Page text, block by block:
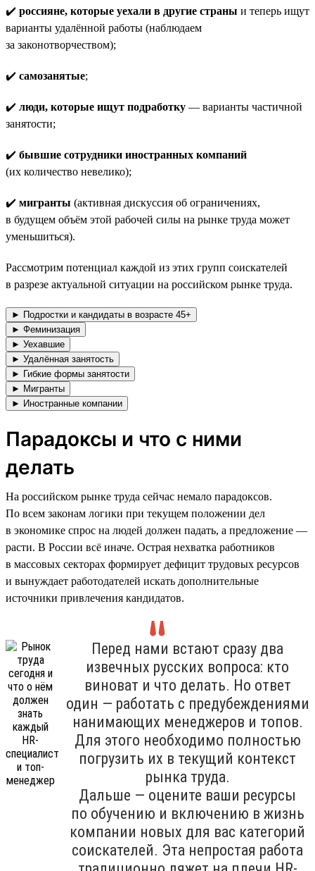
✔️ россияне, которые уехали в другие страны и теперь ищут
варианты удалённой работы (наблюдаем
за законотворчеством);
✔️ самозанятые;
✔️ люди, которые ищут подработку — варианты частичной
занятости;
✔️ бывшие сотрудники иностранных компаний
(их количество невелико);
✔️ мигранты (активная дискуссия об ограничениях,
в будущем объём этой рабочей силы на рынке труда может
уменьшиться).
Рассмотрим потенциал каждой из этих групп соискателей
в разрезе актуальной ситуации на российском рынке труда.
► Подростки и кандидаты в возрасте 45+
► Феминизация
► Уехавшие
► Удалённая занятость
► Гибкие формы занятости
► Мигранты
► Иностранные компании
Парадоксы и что с ними
делать
На российском рынке труда сейчас немало парадоксов.
По всем законам логики при текущем положении дел
в экономике спрос на людей должен падать, а предложение —
расти. В России всё иначе. Острая нехватка работников
в массовых секторах формирует дефицит трудовых ресурсов
и вынуждает работодателей искать дополнительные
источники привлечения кандидатов.
Перед нами встают сразу два
извечных русских вопроса: кто
виноват и что делать. Но ответ
один — работать с предубеждениями
нанимающих менеджеров и топов.
Для этого необходимо полностью
погрузить их в текущий контекст
рынка труда.
Дальше — оцените ваши ресурсы
по обучению и включению в жизнь
компании новых для вас категорий
соискателей. Эта непростая работа